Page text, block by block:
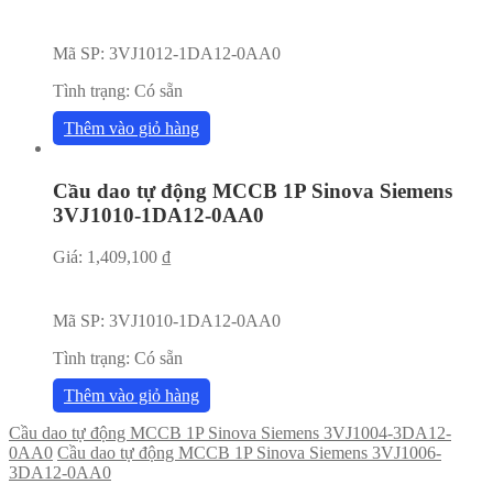
Mã SP: 3VJ1012-1DA12-0AA0
Tình trạng: Có sẵn
Thêm vào giỏ hàng
Cầu dao tự động MCCB 1P Sinova Siemens
3VJ1010-1DA12-0AA0
Giá: 1,409,100 ₫
Mã SP: 3VJ1010-1DA12-0AA0
Tình trạng: Có sẵn
Thêm vào giỏ hàng
Cầu dao tự động MCCB 1P Sinova Siemens 3VJ1004-3DA12-
0AA0 Cầu dao tự động MCCB 1P Sinova Siemens 3VJ1006-
3DA12-0AA0